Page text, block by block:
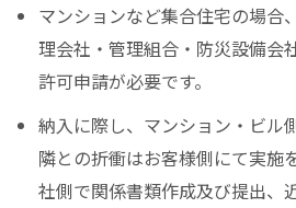
マンションなど集合住宅の場合
理会社・管理組合・防災設備会
許可申請が必要です。
納入に際し、マンション・ビル
隣との折衝はお客様側にて実施
社側で関係書類作成及び提出、